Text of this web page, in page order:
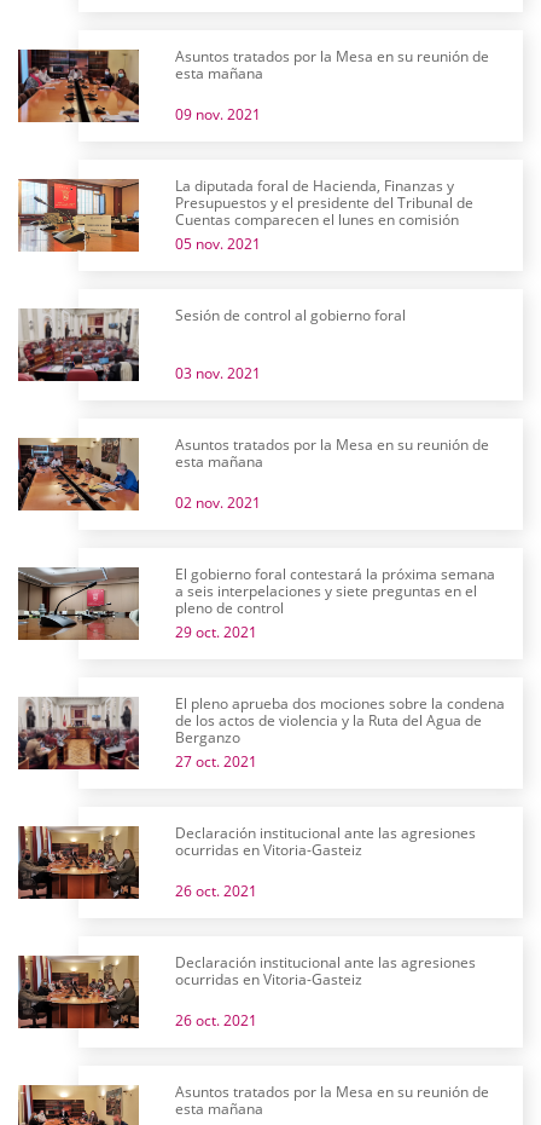
Asuntos tratados por la Mesa en su reunión de
esta mañana
09 nov. 2021
La diputada foral de Hacienda, Finanzas y
Presupuestos y el presidente del Tribunal de
Cuentas comparecen el lunes en comisión
05 nov. 2021
Sesión de control al gobierno foral
03 nov. 2021
Asuntos tratados por la Mesa en su reunión de
esta mañana
02 nov. 2021
El gobierno foral contestará la próxima semana
a seis interpelaciones y siete preguntas en el
pleno de control
29 oct. 2021
El pleno aprueba dos mociones sobre la condena
de los actos de violencia y la Ruta del Agua de
Berganzo
27 oct. 2021
Declaración institucional ante las agresiones
ocurridas en Vitoria-Gasteiz
26 oct. 2021
Declaración institucional ante las agresiones
ocurridas en Vitoria-Gasteiz
26 oct. 2021
Asuntos tratados por la Mesa en su reunión de
esta mañana